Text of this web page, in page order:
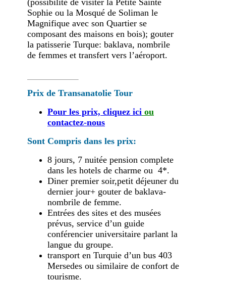
Sophie ou la Mosqué de Soliman le
Magnifique avec son Quartier se
composant des maisons en bois); gouter
la patisserie Turque: baklava, nombrile
de femmes et transfert vers l’aéroport.
Prix de Transanatolie Tour
Pour les prix, cliquez ici ou
contactez-nous
Sont Compris dans les prix:
8 jours, 7 nuitée pension complete
dans les hotels de charme ou 4*.
Diner premier soir,petit déjeuner du
dernier jour+ gouter de baklava-
nombrile de femme.
Entrées des sites et des musées
prévus, service d’un guide
conférencier universitaire parlant la
langue du groupe.
transport en Turquie d’un bus 403
Mersedes ou similaire de confort de
tourisme.